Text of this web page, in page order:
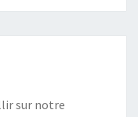
sur notre